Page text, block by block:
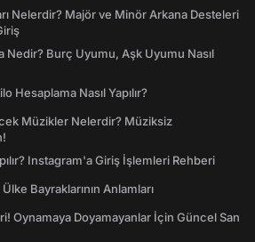
Nelerdir? Majör ve Minör Arkana Desteleri
Nedir? Burç Uyumu, Aşk Uyumu Nasıl
Hesaplama Nasıl Yapılır?
Müzikler Nelerdir? Müziksiz
Instagram'a Giriş İşlemleri Rehberi
Bayraklarının Anlamları
Oynamaya Doyamayanlar İçin Güncel San